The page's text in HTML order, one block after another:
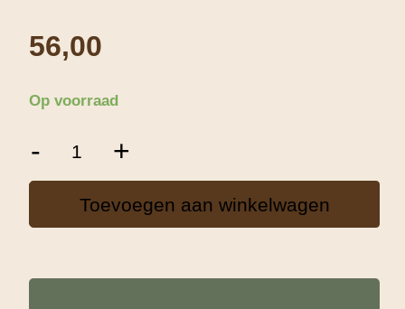
56,00
Op voorraad
-
-
Pastameel
-
aantal
+
Toevoegen aan winkelwagen